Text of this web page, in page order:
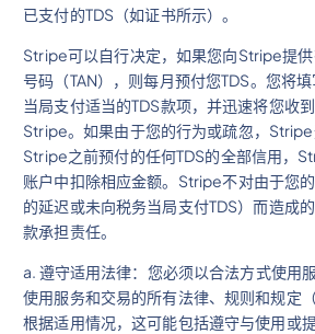
已支付的TDS（如证书所示）。
Stripe可以自行决定，如果您向Stripe提
号码（TAN），则每月预付您TDS。您将
当局支付适当的TDS款项，并迅速将您收
Stripe。如果由于您的行为或疏忽，
Stripe之前预付的任何TDS的全部信用，
账户中扣除相应金额。Stripe不对由于您
的延迟或未向税务当局支付TDS）而造成
款承担责任。
a. 遵守适用法律：您必须以合法方式使用
使用服务和交易的所有法律、规则和规定（
根据适用情况，这可能包括遵守与使用或